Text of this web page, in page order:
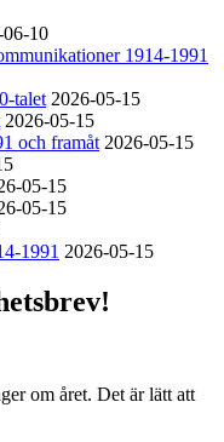
06-10
1914-1991
talet 2026-05-15
2026-05-15
och framåt 2026-05-15
05-15
05-15
1991 2026-05-15
om året. Det är lätt att